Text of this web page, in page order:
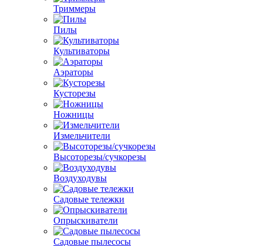
Триммеры
Пилы
Культиваторы
Аэраторы
Кусторезы
Ножницы
Измельчители
Высоторезы/сучкорезы
Воздуходувы
Садовые тележки
Опрыскиватели
Садовые пылесосы